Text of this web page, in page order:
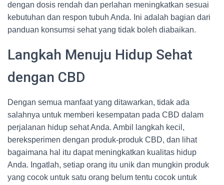
dengan dosis rendah dan perlahan meningkatkan sesuai
kebutuhan dan respon tubuh Anda. Ini adalah bagian dari
panduan konsumsi sehat yang tidak boleh diabaikan.
Langkah Menuju Hidup Sehat
dengan CBD
Dengan semua manfaat yang ditawarkan, tidak ada
salahnya untuk memberi kesempatan pada CBD dalam
perjalanan hidup sehat Anda. Ambil langkah kecil,
bereksperimen dengan produk-produk CBD, dan lihat
bagaimana hal itu dapat meningkatkan kualitas hidup
Anda. Ingatlah, setiap orang itu unik dan mungkin produk
yang cocok untuk satu orang belum tentu cocok untuk